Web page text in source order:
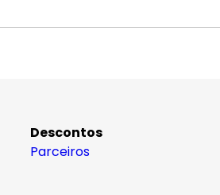
Descontos
Parceiros